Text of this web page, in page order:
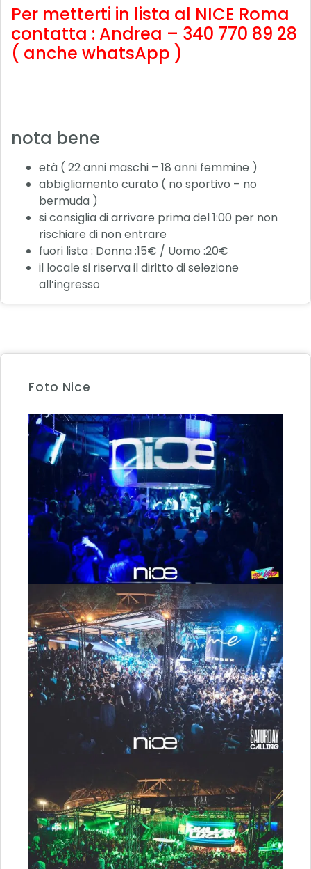
Per metterti in lista al NICE Roma
contatta : Andrea – 340 770 89 28
( anche whatsApp )
nota bene
età ( 22 anni maschi – 18 anni femmine )
abbigliamento curato ( no sportivo – no
bermuda )
si consiglia di arrivare prima del 1:00 per non
rischiare di non entrare
fuori lista : Donna :15€ / Uomo :20€
il locale si riserva il diritto di selezione
all’ingresso
Foto Nice